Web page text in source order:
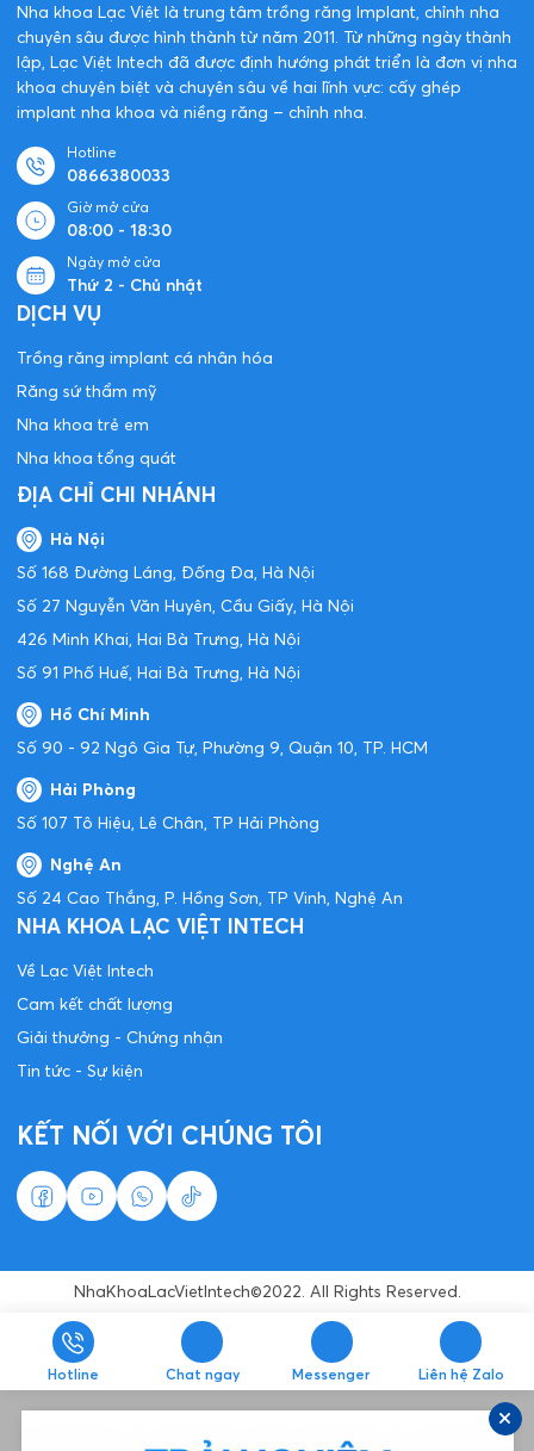
Nha khoa Lạc Việt là trung tâm trồng răng Implant, chỉnh nha
chuyên sâu được hình thành từ năm 2011. Từ những ngày thành
lập, Lạc Việt Intech đã được định hướng phát triển là đơn vị nha
khoa chuyên biệt và chuyên sâu về hai lĩnh vực: cấy ghép
implant nha khoa và niềng răng – chỉnh nha.
Hotline
0866380033
Giờ mở cửa
08:00 - 18:30
Ngày mở cửa
Thứ 2 - Chủ nhật
NHA KHOA LẠC VIỆT INTECH
Về Lạc Việt Intech
Cam kết chất lượng
Giải thưởng - Chứng nhận
Tin tức - Sự kiện
KẾT NỐI VỚI CHÚNG TÔI
DỊCH VỤ
Trồng răng implant cá nhân hóa
Răng sứ thẩm mỹ
Nha khoa trẻ em
Nha khoa tổng quát
ĐỊA CHỈ CHI NHÁNH
Hà Nội
Số 168 Đường Láng, Đống Đa, Hà Nội
Số 27 Nguyễn Văn Huyên, Cầu Giấy, Hà Nội
426 Minh Khai, Hai Bà Trưng, Hà Nội
Số 91 Phố Huế, Hai Bà Trưng, Hà Nội
Hồ Chí Minh
Số 90 - 92 Ngô Gia Tự, Phường 9, Quận 10, TP. HCM
Hải Phòng
Số 107 Tô Hiệu, Lê Chân, TP Hải Phòng
Nghệ An
Số 24 Cao Thắng, P. Hồng Sơn, TP Vinh, Nghệ An
NhaKhoaLacVietIntech©2022. All Rights Reserved.
Hotline Chat ngay Messenger Liên hệ Zalo